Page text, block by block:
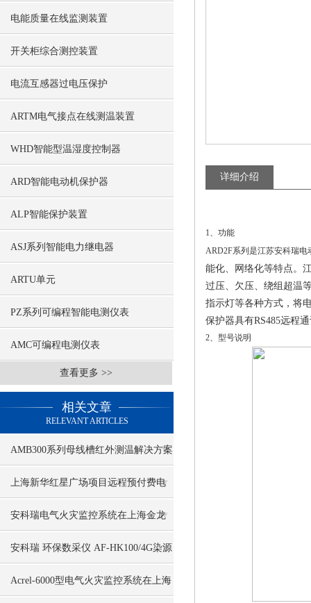
电能质量在线监测装置
开关柜综合测控装置
电流互感器过电压保护
ARTM电气接点在线测温装置
WHD智能型温湿度控制器
ARD智能电动机保护器
ALP智能保护装置
ASJ系列智能电力继电器
ARTU单元
PZ系列可编程智能电测仪表
AMC可编程电测仪表
查看更多 >>
相关文章
RELEVANT ARTICLES
AMB300系列母线槽红外测温解决方案
南沙XX养殖项目案例分享
上海新华红星广场项目远程预付费电
能管理系统的设计与应用
安科瑞电气火灾监控系统在上海金龙
鱼大厦项目的应用
安科瑞 环保数采仪 AF-HK100/4G染源
在线监测数据采集传输仪
Acrel-6000型电气火灾监控系统在上海
详细介绍
1、功能
ARD2F系列是江苏安科瑞
能化、网络化等特点。
过压、欠压、绕组超温
指示灯等各种方式，将
保护器具有RS485远程
2、型号说明